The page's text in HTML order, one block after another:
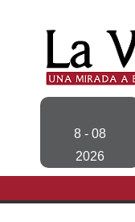
8 - 08
2026